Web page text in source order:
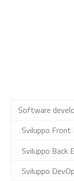
Software
Sviluppo Front
Sviluppo Back
Sviluppo